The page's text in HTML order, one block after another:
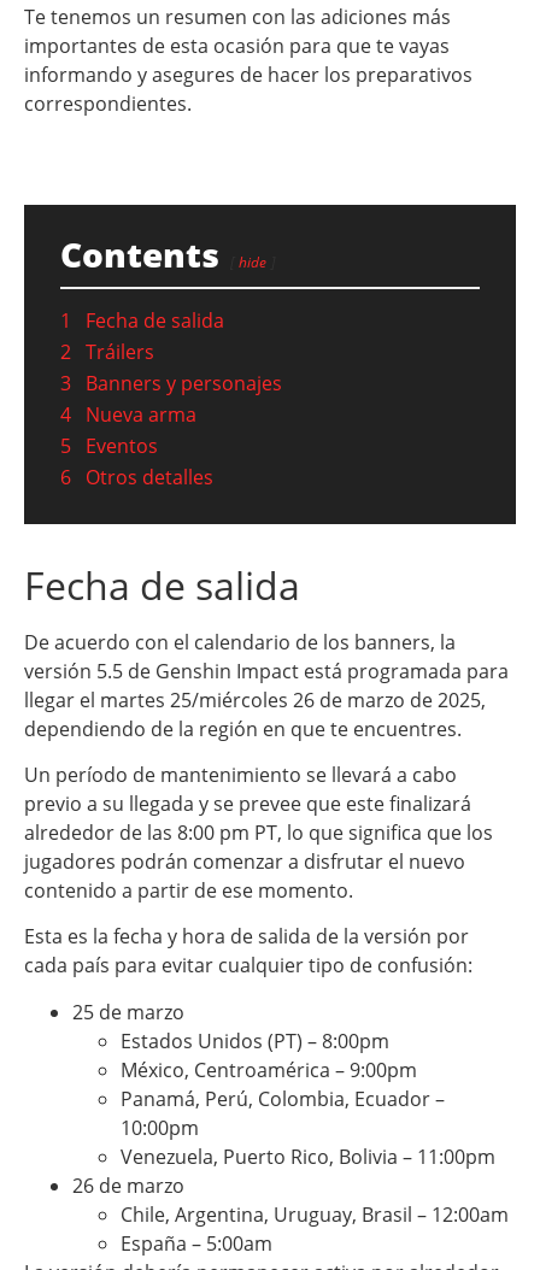
Te tenemos un resumen con las adiciones más
importantes de esta ocasión para que te vayas
informando y asegures de hacer los preparativos
correspondientes.
Contents hide
1
Fecha de salida
2 Tráilers
3 Banners y personajes
4 Nueva arma
5 Eventos
6 Otros detalles
Fecha de salida
De acuerdo con el calendario de los banners, la
versión 5.5 de Genshin Impact está programada para
llegar el martes 25/miércoles 26 de marzo de 2025,
dependiendo de la región en que te encuentres.
Un período de mantenimiento se llevará a cabo
previo a su llegada y se prevee que este finalizará
alrededor de las 8:00 pm PT, lo que significa que los
jugadores podrán comenzar a disfrutar el nuevo
contenido a partir de ese momento.
Esta es la fecha y hora de salida de la versión por
cada país para evitar cualquier tipo de confusión:
25 de marzo
Estados Unidos (PT) – 8:00pm
México, Centroamérica – 9:00pm
Panamá, Perú, Colombia, Ecuador –
10:00pm
Venezuela, Puerto Rico, Bolivia – 11:00pm
26 de marzo
Chile, Argentina, Uruguay, Brasil – 12:00am
España – 5:00am